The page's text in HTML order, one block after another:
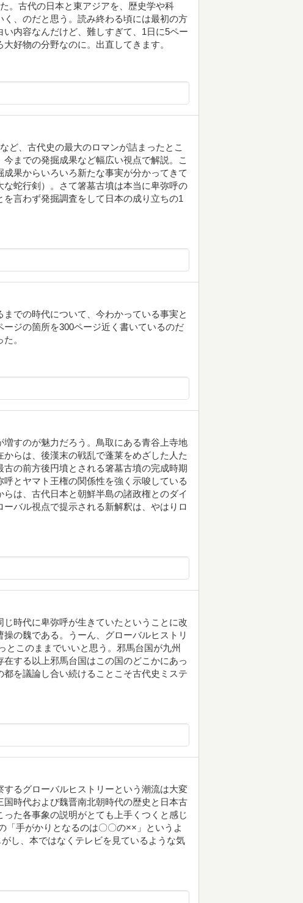
。古代の日本と東アジアを、歴史学や科
、のだと思う。読み終わる頃には最初の方
内容なんだけど、難しすぎて、1日に5ペー
好物の分野なのに。出直してきます。
ど、古代史の最大のロマンが詰まったとこ
までの発掘成果など幅広い視点で解説。こ
果からいろいろ新たな事実が分かってきて
蛇行剣）。さて箸墓古墳は本当に卑弥呼の
言わず発掘調査をして日本の成り立ちの1
での時代について、今わかっている事実と
ジの箇所を300ページ近く書いているのだ
。
すのが魅力だろう。鳥取にある青谷上寺地
らは、後漢末の戦乱で蓬莱をめざした人た
の前方後円墳とされる箸墓古墳の完成時期
とヤマト王権の関係性を強く示唆している
は、古代日本と朝鮮半島の諸政権とのダイ
バル視点で提示される新解釈は、やはりロ
時代に卑弥呼が生きていたということに改
の魏である。うーん、グローバルヒストリ
とこのままでいいと思う。邪馬台国が九州
する以上邪馬台国はこの国のどこかにあっ
を議論し合い続けることこそ古代史ミステ
るグローバルヒストリーという潮流は大変
時代および魏晋南北朝時代の歴史と日本古
た各事象の説明がとても上手くつくと感じ
「手がかりとなるのは〇〇の××」というよ
し、本ではなくテレビを見ているような気